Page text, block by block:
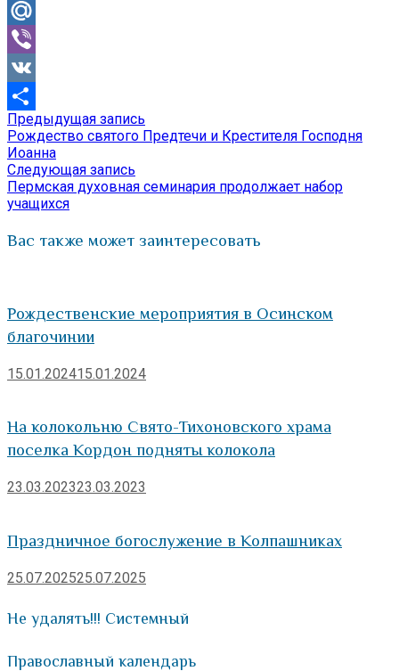
Odnoklassniki
Mail.Ru
Viber
VK
Отправить
Навигация
по
записям
Предыдущая запись
запись:
Рождество святого Предтечи и Крестителя Господня
Иоанна
Следующая запись
запись:
Пермская духовная семинария продолжает набор
учащихся
Вас также может заинтересовать
Рождественские мероприятия в Осинском
благочинии
15.01.202415.01.2024
На колокольню Свято-Тихоновского храма
поселка Кордон подняты колокола
23.03.202323.03.2023
Праздничное богослужение в Колпашниках
25.07.202525.07.2025
Не удалять!!! Системный
Православный календарь